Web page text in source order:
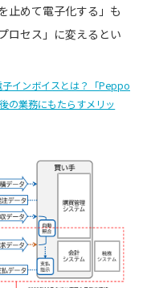
止めて電子化する」も
ロセス」に変えるとい
子インボイスとは？「Peppo
の業務にもたらすメリッ